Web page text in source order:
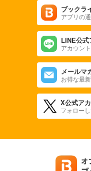
ブックラ
アプリの
LINE公式
アカウン
メールマ
お得な最
X公式ア
フォロー